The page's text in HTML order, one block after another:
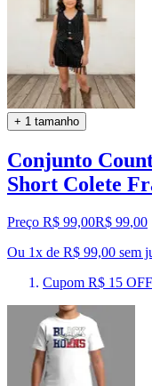
+ 1 tamanho
Conjunto
Short Colete
Preço R$ 99,00R$ 99,00
Ou 1x de R$ 99,00 sem
Cupom R$ 15 OFF